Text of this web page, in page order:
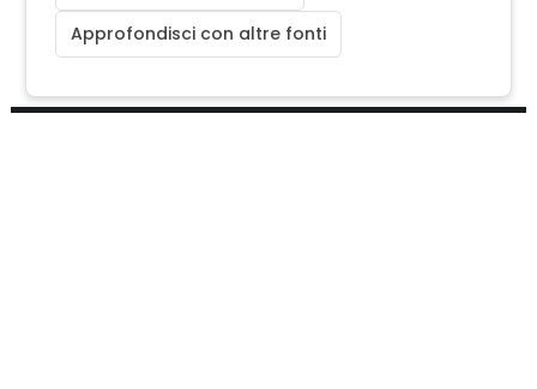
Approfondisci con altre fonti